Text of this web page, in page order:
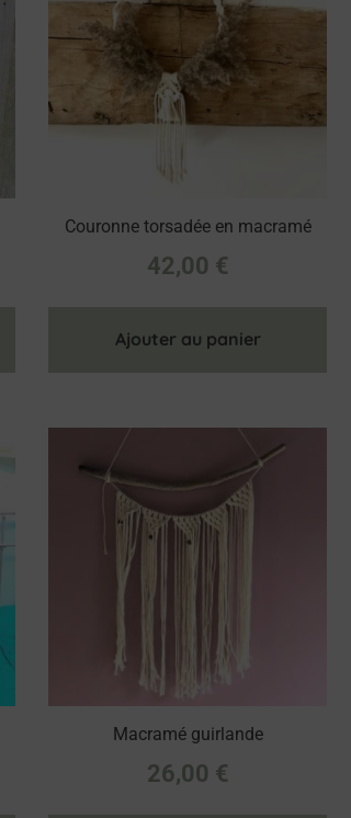
Couronne torsadée en macramé
42,00 €
Ajouter au panier
Macramé guirlande
26,00 €